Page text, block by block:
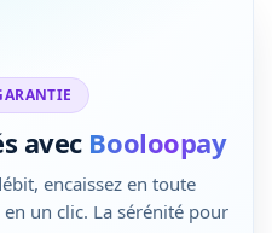
avec Booloopay
encaissez en toute
un clic. La sérénité pour